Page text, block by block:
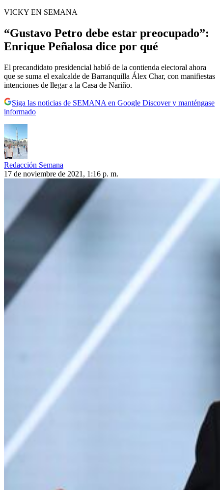
VICKY EN SEMANA
“Gustavo Petro debe estar preocupado”:
Enrique Peñalosa dice por qué
El precandidato presidencial habló de la contienda electoral ahora
que se suma el exalcalde de Barranquilla Álex Char, con manifiestas
intenciones de llegar a la Casa de Nariño.
Siga las noticias de SEMANA en Google Discover y manténgase
informado
Redacción Semana
17 de noviembre de 2021, 1:16 p. m.